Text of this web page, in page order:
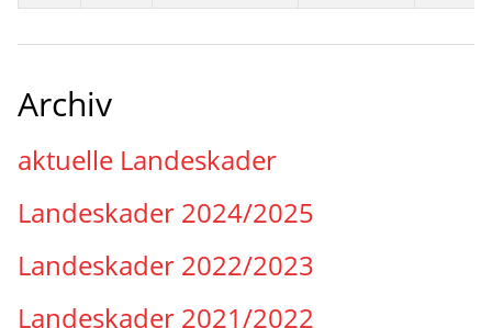
Archiv
aktuelle Landeskader
Landeskader 2024/2025
Landeskader 2022/2023
Landeskader 2021/2022